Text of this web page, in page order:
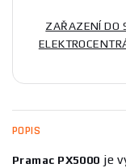
ZAŘAZENÍ DO
POPIS
Pramac PX5000 je